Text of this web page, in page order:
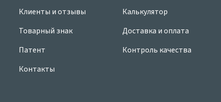
Клиенты и отзывы
Товарный знак
Патент
Контакты
Калькулятор
Доставка и оплата
Контроль качества